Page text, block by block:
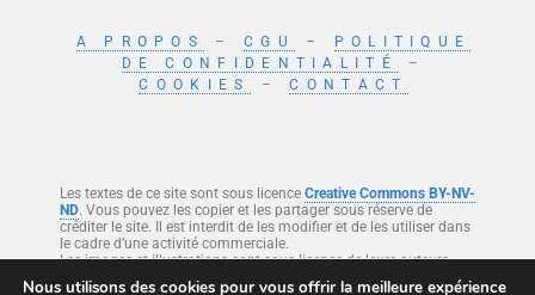
A PROPOS – CGU –
POLITIQUE
DE CONFIDENTIALITÉ
–
COOKIES
–CONTACT
Les textes de ce site sont sous licence Creative Commons BY-NV-
ND. Vous pouvez les copier et les partager sous réserve de
créditer le site. Il est interdit de les modifier et de les utiliser dans
le cadre d’une activité commerciale.
Les images et illustrations sont sous licence de leurs auteurs.
Nous utilisons des cookies pour vous offrir la meilleure expérience